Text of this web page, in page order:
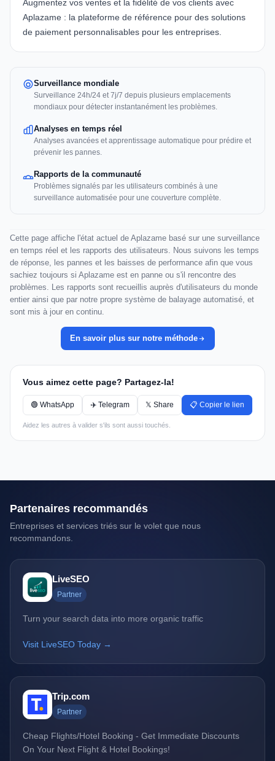
Augmentez vos ventes et la fidélité de vos clients avec
Aplazame : la plateforme de référence pour des solutions
de paiement personnalisables pour les entreprises.
Surveillance mondiale
Surveillance 24h/24 et 7j/7 depuis plusieurs emplacements
mondiaux pour détecter instantanément les problèmes.
Analyses en temps réel
Analyses avancées et apprentissage automatique pour prédire et
prévenir les pannes.
Rapports de la communauté
Problèmes signalés par les utilisateurs combinés à une
surveillance automatisée pour une couverture complète.
Cette page affiche l'état actuel de Aplazame basé sur une surveillance
en temps réel et les rapports des utilisateurs. Nous suivons les temps
de réponse, les pannes et les baisses de performance afin que vous
sachiez toujours si Aplazame est en panne ou s'il rencontre des
problèmes. Les rapports sont recueillis auprès d'utilisateurs du monde
entier ainsi que par notre propre système de balayage automatisé, et
sont mis à jour en continu.
En savoir plus sur notre méthode
Vous aimez cette page? Partagez-la!
🟢 WhatsApp ✈️ Telegram 𝕏 Share 📋 Copier le lien
Aidez les autres à valider s'ils sont aussi touchés.
Partenaires recommandés
Entreprises et services triés sur le volet que nous
recommandons.
LiveSEO
Partner
Turn your search data into more organic traffic
Visit LiveSEO Today →
Trip.com
Partner
Cheap Flights/Hotel Booking - Get Immediate Discounts
On Your Next Flight & Hotel Bookings!